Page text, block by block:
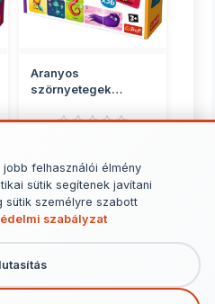
felhasználói élmény
sütik segítenek javítani
sütik személyre szabott
szabályzat
Aranyos
szörnyetegek
memória játék 36...
3 649 Ft
RÉSZLETEK